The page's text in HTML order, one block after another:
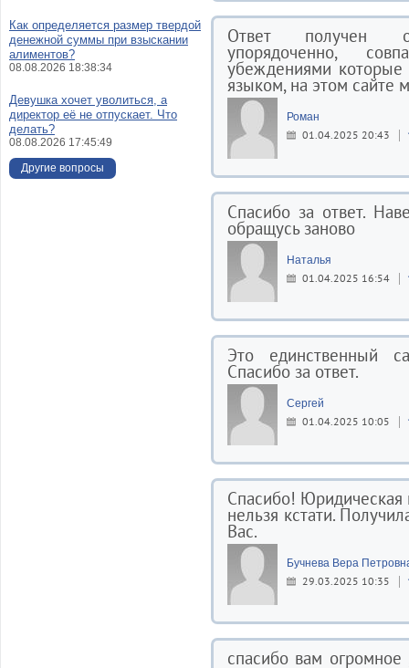
Ответ получен
упорядоченно,
убеждениями которые
языком, на этом сайте
Роман
01.04.2025 20:43
Спасибо за ответ.
обращусь заново
Наталья
01.04.2025 16:54
Это единственный
Спасибо за ответ.
Сергей
01.04.2025 10:05
Спасибо! Юридическая
нельзя кстати.
Вас.
Бучнева Вера
29.03.2025 10:35
спасибо вам
Как определяется размер твердой
денежной суммы при взыскании
алиментов?
08.08.2026 18:38:34
Девушка хочет уволиться, а
директор её не отпускает. Что
делать?
08.08.2026 17:45:49
Другие вопросы